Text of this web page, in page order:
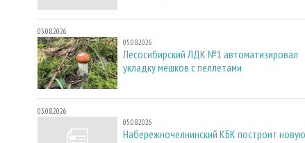
05.08.2026
05.08.2026
Лесосибирский ЛДК №1 автоматизировал
укладку мешков с пеллетами
05.08.2026
05.08.2026
Набережночелнинский КБК построит новую